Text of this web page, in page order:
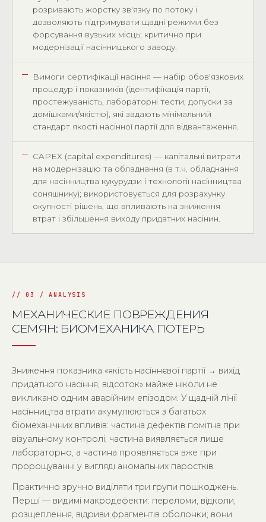
розривають жорстку зв'язку по потоку і
дозволяють підтримувати щадні режими без
форсування вузьких місць; критично при
модернізації насінницького заводу.
Вимоги сертифікації насіння — набір обов'язкових
процедур і показників (ідентифікація партії,
простежуваність, лабораторні тести, допуски за
домішками/якістю), які задають мінімальний
стандарт якості насінної партії для відвантаження.
CAPEX (capital expenditures) — капітальні витрати
на модернізацію та обладнання (в т.ч. обладнання
для насінництва кукурудзи і технології насінництва
соняшнику); використовується для розрахунку
окупності рішень, що впливають на зниження
втрат і збільшення виходу придатних насінин.
МЕХАНИЧЕСКИЕ ПОВРЕЖДЕНИЯ
СЕМЯН: БИОМЕХАНИКА ПОТЕРЬ
Зниження показника «якість насіннєвої партії → вихід
придатного насіння, відсоток» майже ніколи не
викликано одним аварійним епізодом. У щадній лінії
насінництва втрати акумулюються з багатьох
біомеханічних впливів: частина дефектів помітна при
візуальному контролі, частина виявляється лише
лабораторно, а частина проявляється вже при
пророщуванні у вигляді аномальних паростків.
Практично зручно виділяти три групи пошкоджень.
Перші — видимі макродефекти: переломи, відколи,
розщеплення, відриви фрагментів оболонки; вони